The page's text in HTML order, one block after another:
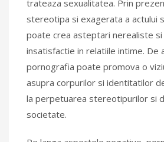
trateaza sexualitatea. Prin
stereotipa si exagerata a actului
poate crea asteptari nerealiste
insatisfactie in relatiile intime. De
pornografia poate promova o
asupra corpurilor si identitatilor
la perpetuarea stereotipurilor si
societate.